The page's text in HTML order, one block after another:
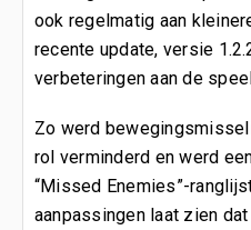
ook regelmatig aan
recente update, versie
verbeteringen aan de
Zo werd
rol verminderd en werd
“Missed Enemies”-
aanpassingen laat zien